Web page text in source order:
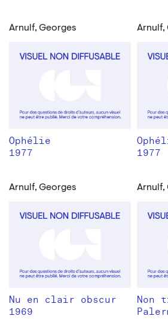
Arnulf, Georges
Ophélie
1977
Arnulf,
1977
Arnulf, Georges
Nu en clair obscur
1969
Arnulf,
Non